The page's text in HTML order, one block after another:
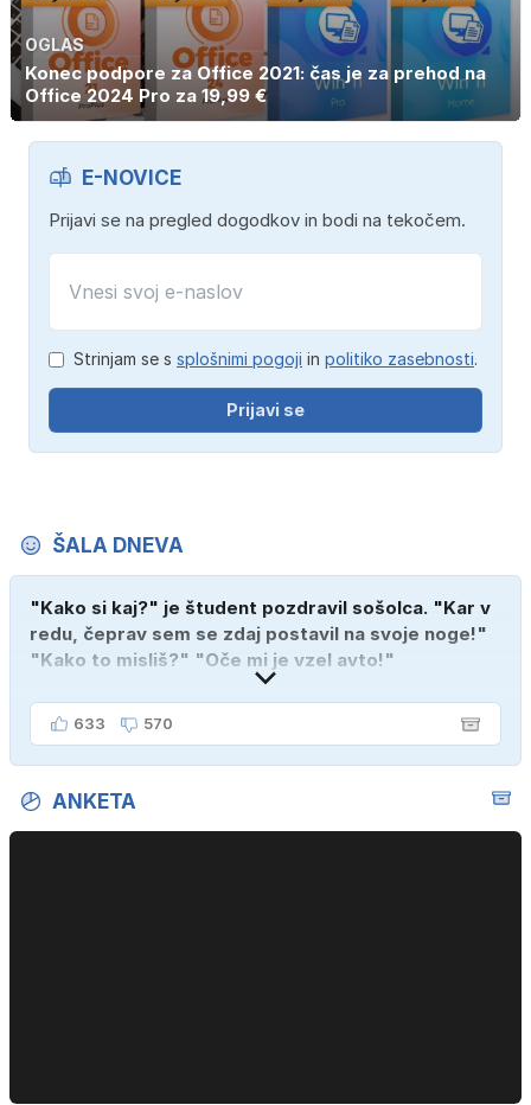
OGLAS
Konec podpore za Office 2021: čas je za prehod na
Office 2024 Pro za 19,99 €
E-NOVICE
Prijavi se na pregled dogodkov in bodi na tekočem.
Strinjam se s splošnimi pogoji in politiko zasebnosti.
Prijavi se
ŠALA DNEVA
"Kako si kaj?" je študent pozdravil sošolca. "Kar v
redu, čeprav sem se zdaj postavil na svoje noge!"
"Kako to misliš?" "Oče mi je vzel avto!"
633 570
ANKETA